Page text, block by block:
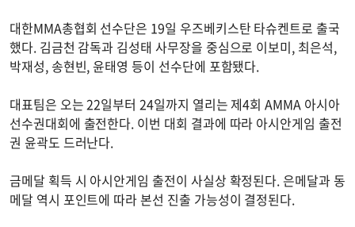
대한MMA총협회 선수단은 19일 우즈베키스탄 타슈켄트로 출국
했다. 김금천 감독과 김성태 사무장을 중심으로 이보미, 최은석,
박재성, 송현빈, 윤태영 등이 선수단에 포함됐다.
대표팀은 오는 22일부터 24일까지 열리는 제4회 AMMA 아시아
선수권대회에 출전한다. 이번 대회 결과에 따라 아시안게임 출전
권 윤곽도 드러난다.
금메달 획득 시 아시안게임 출전이 사실상 확정된다. 은메달과 동
메달 역시 포인트에 따라 본선 진출 가능성이 결정된다.